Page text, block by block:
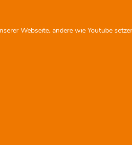
Webseite, andere wie Youtube